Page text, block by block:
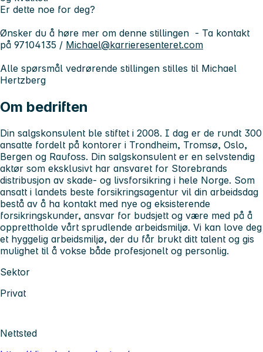
Er dette noe for deg?
Ønsker du å høre mer om denne stillingen - Ta kontakt
på 97104135 / Michael@karrieresenteret.com
Alle spørsmål vedrørende stillingen stilles til Michael
Hertzberg
Om bedriften
Din salgskonsulent ble stiftet i 2008. I dag er de rundt 300
ansatte fordelt på kontorer i Trondheim, Tromsø, Oslo,
Bergen og Raufoss. Din salgskonsulent er en selvstendig
aktør som eksklusivt har ansvaret for Storebrands
distribusjon av skade- og livsforsikring i hele Norge. Som
ansatt i landets beste forsikringsagentur vil din arbeidsdag
bestå av å ha kontakt med nye og eksisterende
forsikringskunder, ansvar for budsjett og være med på å
opprettholde vårt sprudlende arbeidsmiljø. Vi kan love deg
et hyggelig arbeidsmiljø, der du får brukt ditt talent og gis
mulighet til å vokse både profesjonelt og personlig.
Sektor
Privat
Nettsted